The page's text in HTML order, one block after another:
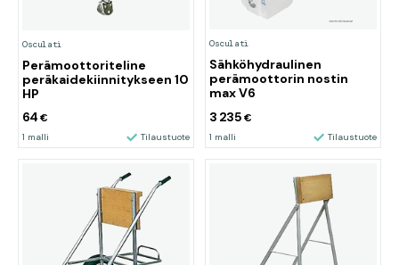
Osculati
Perämoottoriteline
peräkaidekiinnitykseen 10
HP
64€
1 malli Tilaustuote
Osculati
Sähköhydraulinen
perämoottorin nostin
max V6
3 235 €
1 malli Tilaustuote